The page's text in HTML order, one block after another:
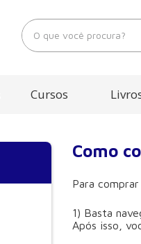
O que você procura?
Cursos
Como
Para
1) Basta
Após isso,